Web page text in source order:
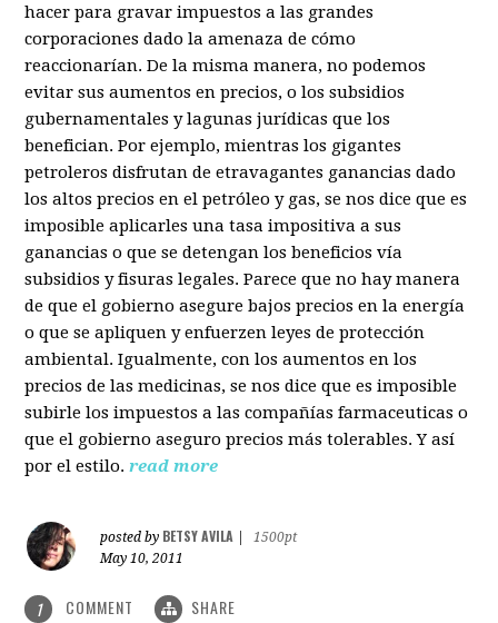
hacer para gravar impuestos a las grandes
corporaciones dado la amenaza de cómo
reaccionarían. De la misma manera, no podemos
evitar sus aumentos en precios, o los subsidios
gubernamentales y lagunas jurídicas que los
benefician. Por ejemplo, mientras los gigantes
petroleros disfrutan de etravagantes ganancias dado
los altos precios en el petróleo y gas, se nos dice que es
imposible aplicarles una tasa impositiva a sus
ganancias o que se detengan los beneficios vía
subsidios y fisuras legales. Parece que no hay manera
de que el gobierno asegure bajos precios en la energía
o que se apliquen y enfuerzen leyes de protección
ambiental. Igualmente, con los aumentos en los
precios de las medicinas, se nos dice que es imposible
subirle los impuestos a las compañías farmaceuticas o
que el gobierno aseguro precios más tolerables. Y así
por el estilo. read more
posted by BETSY AVILA
1500pt
May 10, 2011
1 COMMENT SHARE